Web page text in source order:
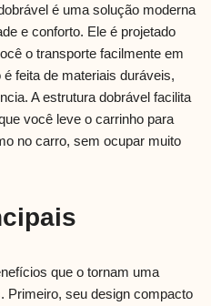
é uma solução moderna
e conforto. Ele é projetado
o transporte facilmente em
feita de materiais duráveis,
A estrutura dobrável facilita
você leve o carrinho para
no carro, sem ocupar muito
que o tornam uma
Primeiro, seu design compacto